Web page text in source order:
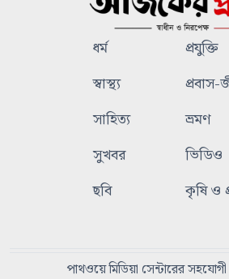
ধর্ম
প্রযুক্তি
স্বাস্থ্য
প্রবাস-
সাহিত্য
ভ্রমণ
সুখবর
ভিডিও
ছবি
কৃষি ও
পাথওয়ে মিডিয়া সেন্টারের সহযোগী